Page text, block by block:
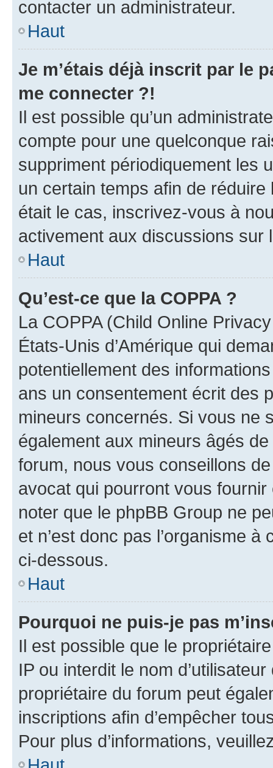
contacter un administrateur.
Haut
Je m’étais déjà inscrit par le
me connecter ?!
Il est possible qu’un
compte pour une quelconque
suppriment périodiquement les
un certain temps afin de
était le cas, inscrivez-vous à
activement aux discussions sur
Haut
Qu’est-ce que la COPPA ?
La COPPA (Child Online
États-Unis d’Amérique qui
potentiellement des
ans un consentement écrit des
mineurs concernés. Si vous ne
également aux mineurs âgés
forum, nous vous conseillons
avocat qui pourront vous
noter que le phpBB Group ne
et n’est donc pas l’organisme
ci-dessous.
Haut
Pourquoi ne puis-je pas
Il est possible que le
IP ou interdit le nom
propriétaire du forum peut
inscriptions afin d’empêcher
Pour plus d’informations,